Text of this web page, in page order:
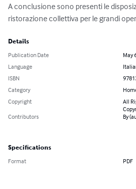
A conclusione sono presenti le
ristorazione collettiva per le grandi
Details
Publication Date
May
Language
ISBN
Category
Copyright
All
Contributors
By
Specifications
Format PDF